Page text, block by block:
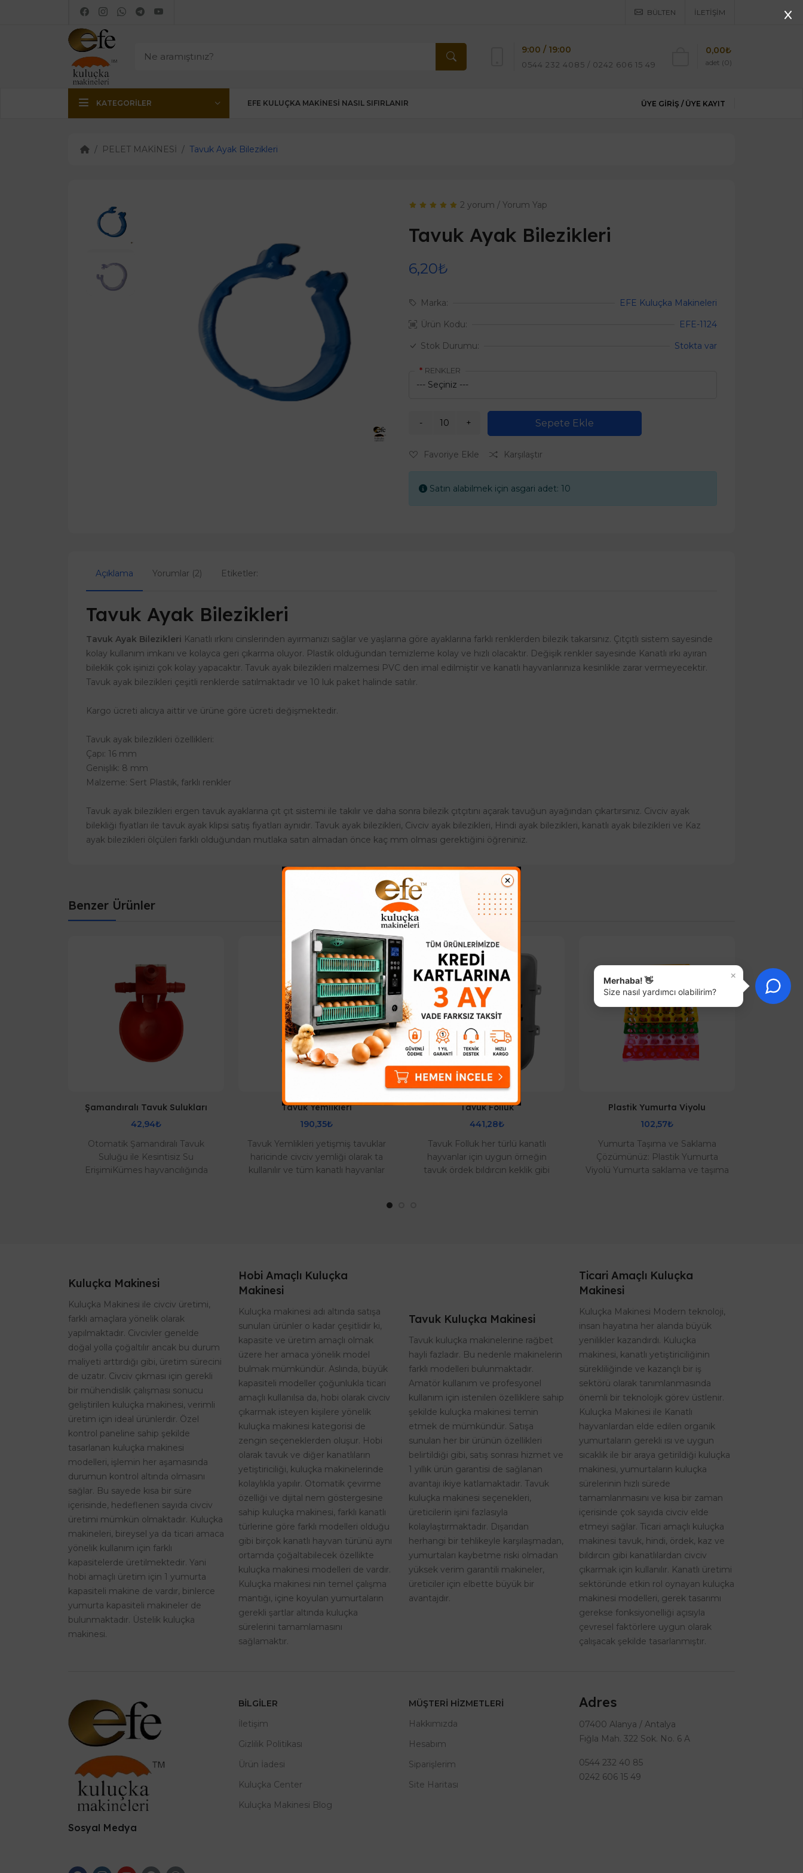
BÜLTEN İLETIŞIM
9:00 / 19:00
0544 232 4085 / 0242 606 15 49 adet (0)
0,00₺
KATEGORILER EFE KULUÇKA MAKINESI NASIL SIFIRLANIR ÜYE GIRIŞ / ÜYE KAYIT
PELET MAKİNESİ Tavuk Ayak Bilezikleri
2 yorum / Yorum Yap
Tavuk Ayak Bilezikleri
6,20₺
Marka:
EFE Kuluçka Makineleri
Ürün Kodu:
EFE-1124
Stok Durumu:
Stokta var
RENKLER
Sepete Ekle
Favoriye Ekle Karşılaştır
Satın alabilmek için asgari adet: 10
Açıklama Yorumlar (2) Etiketler:
Tavuk Ayak Bilezikleri
Tavuk Ayak Bilezikleri Kanatlı ırkını cinslerinden ayırmanızı sağlar ve yaşlarına göre ayaklarına farklı renklerden bilezik takarsınız. Çıtçıtlı sistem sayesinde
kolay kullanım imkanı ve kolayca geri çıkarma oluyor. Plastik olduğundan temizleme kolay ve hızlı olacaktır. Değişik renkler sayesinde Kanatlı ırkı ayıran
bileklik çok işinizi çok kolay yapacaktır. Tavuk ayak bilezikleri malzemesi PVC den imal edilmiştir ve kanatlı hayvanlarınıza kesinlikle zarar vermeyecektir.
Tavuk ayak bilezikleri çeşitli renklerde satılmaktadır ve 10 luk paket halinde satılır.
Kargo ücreti alıcıya aittir ve ürüne göre ücreti değişmektedir.
Tavuk ayak bilezikleri özellikleri:
Çapı: 16 mm
Genişlik: 8 mm
Malzeme: Sert Plastik, farklı renkler
Tavuk ayak bilezikleri ergen tavuk ayaklarına çıt çıt sistemi ile takılır ve daha sonra bilezik çıtçıtını açarak tavuğun ayağından çıkartırsınız. Civciv ayak
bilekliği fiyatları ile tavuk ayak klipsi satış fiyatları aynıdır. Tavuk ayak bilezikleri, Civciv ayak bilezikleri, Hindi ayak bilezikleri, kanatlı ayak bilezikleri ve Kaz
ayak bilezikleri ölçüleri farklı olduğundan mutlaka satın almadan önce kaç mm olması gerektiğini öğreniniz.
Benzer Ürünler
Şamandıralı Tavuk Sulukları
42,94₺
Otomatik Şamandıralı Tavuk
Suluğu ile Kesintisiz Su
ErişimiKümes hayvancılığında
Tavuk Yemlikleri
190,35₺
Tavuk Yemlikleri yetişmiş tavuklar
haricinde civciv yemliği olarak ta
kullanılır ve tüm kanatlı hayvanlar
Tavuk Folluk
441,28₺
Tavuk Folluk her türlü kanatlı
hayvanlar için uygun örneğin
tavuk ördek bıldırcın keklik gibi
Plastik Yumurta Viyolu
102,57₺
Yumurta Taşıma ve Saklama
Çözümünüz: Plastik Yumurta
Viyolü Yumurta saklama ve taşıma
Kuluçka Makinesi
Kuluçka Makinesi ile civciv üretimi,
farklı amaçlara yönelik olarak
yapılmaktadır. Civcivler genelde
doğal yolla çoğaltılır ancak bu durum
maliyeti arttırdığı gibi, üretim sürecini
de uzatır. Civciv çıkması için gerekli
bir mühendislik çalışması sonucu
geliştirilen kuluçka makinesi, verimli
üretim için ideal ürünlerdir. Özel
kontrol paneline sahip şekilde
tasarlanan kuluçka makinesi
modelleri, işlemin her aşamasında
durumun kontrol altında olmasını
sağlar. Bu sayede kısa bir süre
içerisinde, hedeflenen sayıda civciv
üretimi mümkün olmaktadır. Kuluçka
makineleri, bireysel ya da ticari amaca
yönelik kullanım için farklı
kapasitelerde üretilmektedir. Yani
hobi amaçlı üretim için 1 yumurta
kapasiteli makine de vardır, binlerce
yumurta kapasiteli makineler de
bulunmaktadır. Üstelik kuluçka
makinesi.
Hobi Amaçlı Kuluçka
Makinesi
Kuluçka makinesi adı altında satışa
sunulan ürünler o kadar çeşitlidir ki,
kapasite ve üretim amaçlı olmak
üzere her amaca yönelik model
bulmak mümkündür. Aslında, büyük
kapasiteli modeller çoğunlukla ticari
amaçlı kullanılsa da, hobi olarak civciv
çıkarmak isteyen kişilere yönelik
kuluçka makinesi kategorisi de
zengin seçeneklerden oluşur. Hobi
olarak tavuk ve diğer kanatlıların
yetiştiriciliği, kuluçka makinelerinde
kolaylıkla yapılır. Otomatik çevirme
özelliği ve dijital nem göstergesine
sahip kuluçka makinesi, farklı kanatlı
türlerine göre farklı modelleri olduğu
gibi birçok kanatlı hayvan türünü aynı
ortamda çoğaltabilecek özellikte
kuluçka makinesi modelleri de vardır.
Kuluçka makinesi nin temel çalışma
mantığı, içine koyulan yumurtaların
gerekli şartlar altında kuluçka
sürelerini tamamlamasını
sağlamaktır.
Tavuk Kuluçka Makinesi
Tavuk kuluçka makinelerine rağbet
hayli fazladır. Bu nedenle makinelerin
farklı modelleri bulunmaktadır.
Amatör kullanım ve profesyonel
kullanım için istenilen özelliklere sahip
şekilde kuluçka makinesi temin
etmek de mümkündür. Satışa
sunulan her bir ürünün özellikleri
belirtildiği gibi, satış sonrası hizmet ve
1 yıllık ürün garantisi de sağlanan
avantajı ikiye katlamaktadır. Tavuk
kuluçka makinesi seçenekleri,
üreticilerin işini fazlasıyla
kolaylaştırmaktadır. Dışarıdan
herhangi bir tehlikeyle karşılaşmadan,
yumurtaları kaybetme riski olmadan
yüksek verim garantili makineler,
üreticiler için elbette büyük bir
avantajdır.
Ticari Amaçlı Kuluçka
Makinesi
Kuluçka Makinesi Modern teknoloji,
insan hayatına her alanda büyük
yenilikler kazandırdı. Kuluçka
makinesi, kanatlı yetiştiriciliğinin
sürekliliğinde ve kazançlı bir iş
sektörü olarak tanımlanmasında
önemli bir teknolojik görev üstlenir.
Kuluçka Makinesi ile Kanatlı
hayvanlardan elde edilen organik
yumurtaların gerekli ısı ve uygun
sıcaklık ile bir araya getirildiği kuluçka
makinesi, yumurtaların kuluçka
sürelerinin hızlı sürede
tamamlanmasını ve kısa bir zaman
içerisinde çok sayıda civciv elde
etmeyi sağlar. Ticari amaçlı kuluçka
makinesi tavuk, hindi, ördek, kaz ve
bıldırcın gibi kanatlılardan civciv
çıkarmak için kullanılır. Kanatlı üretimi
sektöründe etkin rol oynayan kuluçka
makinesi modelleri, gerek tasarımı
gerekse fonksiyonelliği açısıyla
çevresel faktörlere uygun olarak
çalışacak şekilde tasarlanmıştır.
Sosyal Medya
BILGILER
İletişim
Gizlilik Politikası
Ürün İadesi
Kuluçka Center
Kuluçka Makinesi Blog
MÜŞTERI HIZMETLERI
Hakkımızda
Hesabım
Siparişlerim
Site Haritası
Adres
07400 Alanya / Antalya
Fığla Mah. 322 Sok. No. 6 A
0544 232 40 85
0242 606 15 49
×
Merhaba! 👋
Size nasıl yardımcı olabilirim?